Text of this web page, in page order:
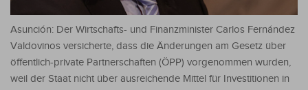
Asunción: Der Wirtschafts- und Finanzminister Carlos Fernández
Valdovinos versicherte, dass die Änderungen am Gesetz über
öffentlich-private Partnerschaften (ÖPP) vorgenommen wurden,
weil der Staat nicht über ausreichende Mittel für Investitionen in